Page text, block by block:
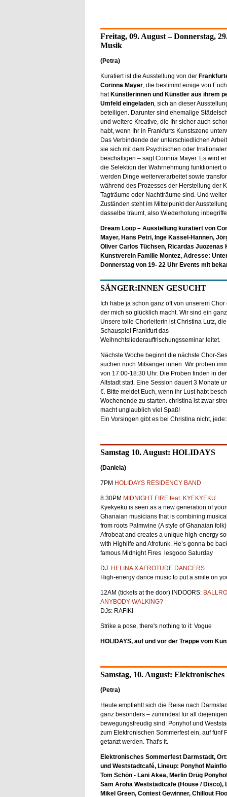
Freitag, 09. August – Donnerstag,
Musik
(Petra)
Kuratiert ist die Ausstellung von der
Corinna Mayer, die bestimmt einige von
hat Künstlerinnen und Künstler aus ihrem
Umfeld eingeladen, sich an dieser
beteiligen. Darunter sind ehemalige
und weitere Kreative, die Ihr sicher auch
habt, wenn Ihr in Frankfurts Kunstszene
Das Verbindende der unterschiedlichen
sie sich mit dem Psychischen oder
beschäftigen – sagt Corinna Mayer. Es wird
die Selektion der Wahrnehmung funktioniert
werden Dinge weiterverarbeitet sowie
während des Prozesses der Herstellung der
Tagträume oder Nachtträume sind. Und
Zuständen steht im Mittelpunkt der
dasselbe träumt, also Wiederholung
Dream Loop – Ausstellung kuratiert von
Mayer, Hans Petri, Inge Kassel-Hannen,
Oliver Carlos Tüchsen, Ricardas Juozenas
Kunstverein Familie Montez, Adresse:
Donnerstag von 19- 22 Uhr Events mit
SÄNGER:INNEN GESUCHT
Ich habe ja schon ganz oft von unserem
der mich so glücklich macht. Wir sind ein
Unsere tolle Chorleiterin ist Christina Lutz,
Schauspiel Frankfurt das
Weihnchtsliederauffrischungsseminar leitet.
Nächste Woche beginnt die nächste Chor-
suchen noch Mitsänger:innen. Wir proben
von 17:00-18:30 Uhr. Die Proben finden in
Altstadt statt. Eine Session dauert 3 Monate
€. Bitte meldet Euch, wenn ihr Lust habt
Wochenende zu starten. christina ist zwar
macht unglaublich viel Spaß!
Ein Vorsingen gibt es bei Christina nicht,
Samstag 10. August: HOLIDAYS
(Daniela)
7PM HOLIDAYS RESIDENCY BAND
8.30PM MIDNIGHT FIRE feat. KYEKYEKU
Kyekyeku is seen as a new generation of
Ghanaian musicians that is combining
from roots Palmwine (A style of Ghanaian
Afrobeat and creates a unique high-energy
with Highlife and Afrofunk. He’s gonna be
famous Midnight Fires lesgooo Saturday
DJ: HELINA X AFROTUDE DANCERS
High-energy dance music to put a smile on
12AM (tickets at the door) INDOORS:
ANYBODY WALKING?
DJs: RAFIKI
Strike a pose, there's nothing to it: Vogue
HOLIDAYS, auf und vor der Treppe vom
Samstag, 10. August:
(Petra)
Heute empfiehlt sich die Reise nach
ganz besonders – zumindest für all
bewegungsfreudig sind: Ponyhof und
zum Elektronischen Sommerfest ein, auf fünf
getanzt werden. That's it.
Elektronisches Sommerfest Darmstadt,
und Weststadtcafé, Lineup: Ponyhof
Tom Schön - Lani Akea, Merlin Drüg
Sam Aroha Weststadtcafe (House / Disco),
Mikel Green, Contest Gewinner, Chillout